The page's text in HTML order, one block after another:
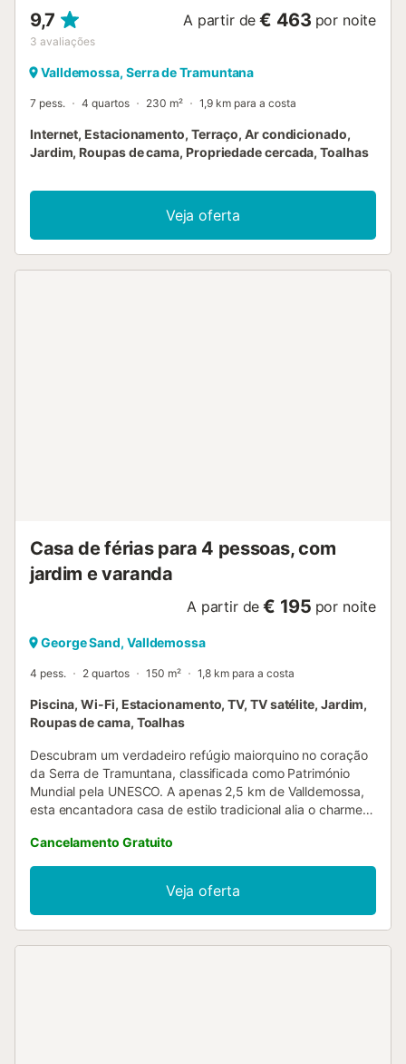
9,7
3 avaliações
A partir de € 463 por noite
Valldemossa, Serra de Tramuntana
7 pess. 4 quartos 230 m² 1,9 km para a costa
Internet, Estacionamento, Terraço, Ar condicionado,
Jardim, Roupas de cama, Propriedade cercada, Toalhas
Veja oferta
Casa de férias para 4 pessoas, com
jardim e varanda
A partir de € 195 por noite
George Sand, Valldemossa
4 pess. 2 quartos 150 m² 1,8 km para a costa
Piscina, Wi-Fi, Estacionamento, TV, TV satélite, Jardim,
Roupas de cama, Toalhas
Descubram um verdadeiro refúgio maiorquino no coração
da Serra de Tramuntana, classificada como Património
Mundial pela UNESCO. A apenas 2,5 km de Valldemossa,
esta encantadora casa de estilo tradicional alia o charme
ambiente tranquilo entre a montanha e o mar. A casa,
fresca e acolhedora, distribui-se por dois pisos. No rés do
chão encontram uma sala luminosa com TV satélite e
canais por cabo, uma cozinha totalmente equipada com
máquina de café, torradeira, micro-ondas, forno, fogão,
Cancelamento Gratuito
Veja oferta